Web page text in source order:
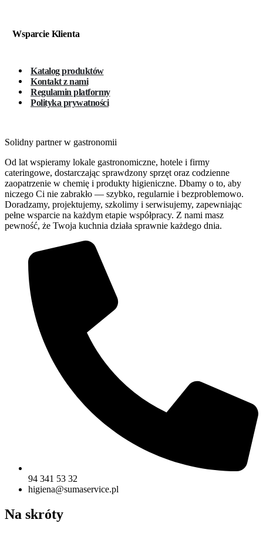
Wsparcie Klienta
Katalog produktów
Kontakt z nami
Regulamin platformy
Polityka prywatności
Solidny partner w gastronomii
Od lat wspieramy lokale gastronomiczne, hotele i firmy
cateringowe, dostarczając sprawdzony sprzęt oraz codzienne
zaopatrzenie w chemię i produkty higieniczne. Dbamy o to, aby
niczego Ci nie zabrakło — szybko, regularnie i bezproblemowo.
Doradzamy, projektujemy, szkolimy i serwisujemy, zapewniając
pełne wsparcie na każdym etapie współpracy. Z nami masz
pewność, że Twoja kuchnia działa sprawnie każdego dnia.
94 341 53 32
higiena@sumaservice.pl
Na skróty